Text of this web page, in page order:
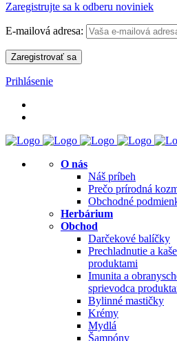
Zaregistrujte sa k odberu noviniek
E-mailová adresa:
Prihlásenie
O nás
Náš príbeh
Prečo prírodná
Obchodné
Herbárium
Obchod
Darčekové balíčky
Prechladnutie a
produktami
Imunita a
sprievodca
Bylinné mastičky
Krémy
Mydlá
Šampóny